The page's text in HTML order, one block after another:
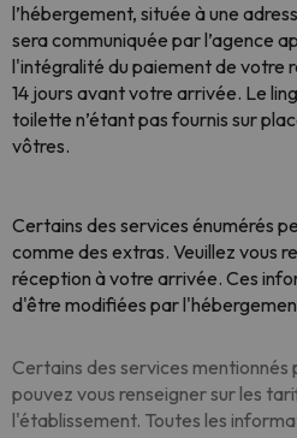
l’hébergement, située à une
sera communiquée par l’agence
l'intégralité du paiement de votre
14 jours avant votre arrivée. Le
toilette n’étant pas fournis sur
vôtres.
Certains des services énumérés
comme des extras. Veuillez vous
réception à votre arrivée. Ces
d'être modifiées par
Certains des services
pouvez vous renseigner sur les
l'établissement. Toutes les